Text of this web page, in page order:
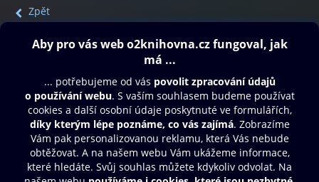
Zpět
Obsah ke stažení
Moje O2 Knihovna
Další zábava